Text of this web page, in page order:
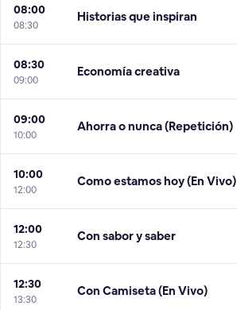
08:00
08:30
Historias que inspiran
08:30
09:00
Economía creativa
09:00
10:00
Ahorra o nunca (Repetición)
10:00
12:00
Como estamos hoy (En Vivo)
12:00
12:30
Con sabor y saber
12:30
13:30
Con Camiseta (En Vivo)